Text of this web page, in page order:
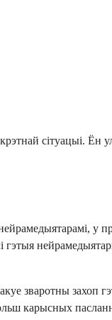
сітуацыі. Ён
у
зваротны захоп